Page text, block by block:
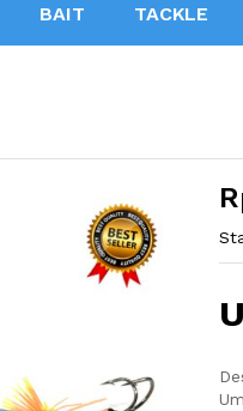
BAIT TACKLE